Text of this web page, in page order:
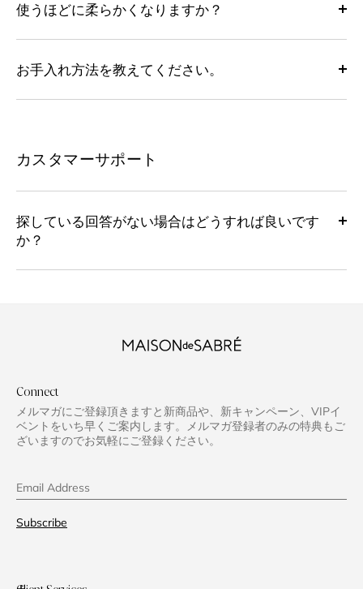
使うほどに柔らかくなりますか？
お手入れ方法を教えてください。
カスタマーサポート
探している回答がない場合はどうすれば良いです
か？
Connect
メルマガにご登録頂きますと新商品や、新キャンペーン、VIPイ
ベントをいち早くご案内します。メルマガ登録者のみの特典もご
ざいますのでお気軽にご登録ください。
Email Address
Subscribe